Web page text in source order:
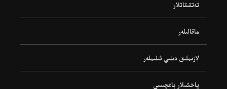
تەتقىقاتلار
ماقالىلەر
لازىملىق دىنىي ئىلىملەر
ياخشىلار باغچىسى